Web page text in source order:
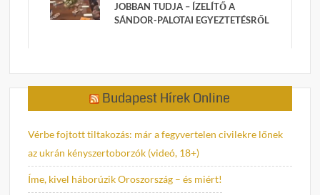
JOBBAN TUDJA – ÍZELÍTŐ A
SÁNDOR-PALOTAI EGYEZTETÉSRŐL
Budapest Hírek Online
Vérbe fojtott tiltakozás: már a fegyvertelen civilekre lőnek
az ukrán kényszertoborzók (videó, 18+)
Íme, kivel háborúzik Oroszország – és miért!